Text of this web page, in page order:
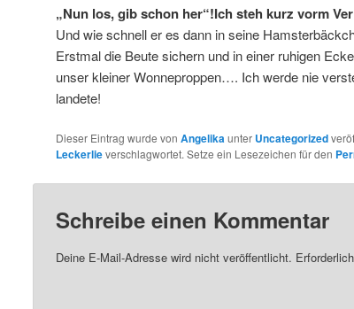
„Nun los, gib schon her“!Ich steh kurz vorm
Und wie schnell er es dann in seine
Erstmal die Beute sichern und in einer ruhigen
unser kleiner Wonneproppen…. Ich werde nie
landete!
Dieser Eintrag wurde von Angelikaunter Uncategorized
Leckerlieverschlagwortet. Setze ein Lesezeichen für den
Schreibe einen Kommentar
Deine E-Mail-Adresse wird nicht veröffentlicht.